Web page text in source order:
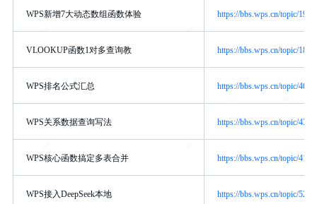
WPS新增7大动态数组函数体验 https://bbs.wps.cn/topic/
VLOOKUP函数1对多查询教 https://bbs.wps.cn/topic/
WPS排名公式汇总 https://bbs.wps.cn/topic/
WPS关系数据查询写法 https://bbs.wps.cn/topic/
WPS核心函数搞定多表合并 https://bbs.wps.cn/topic/
WPS接入DeepSeek本地 https://bbs.wps.cn/topic/